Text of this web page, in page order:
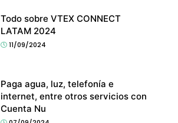
Todo sobre VTEX CONNECT
LATAM 2024
11/09/2024
Paga agua, luz, telefonía e
internet, entre otros servicios con
Cuenta Nu